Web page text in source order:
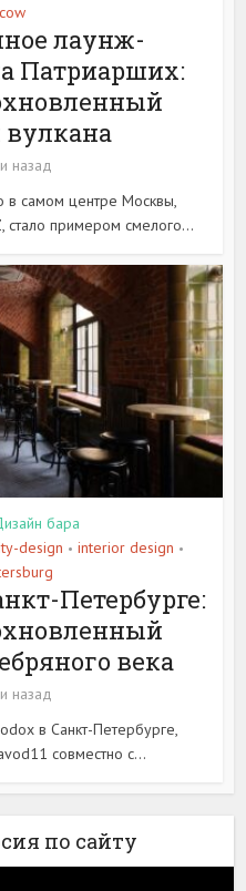
лаунж-
Патриарших:
вулкана
назад
в самом центре Москвы,
стало примером смелого...
бара
design • interior design •
Петербурге:
века
назад
в Санкт-Петербурге,
совместно с...
по сайту